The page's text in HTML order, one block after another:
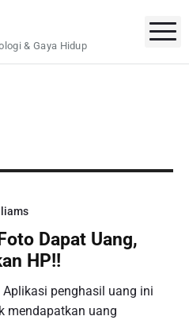
& Gaya Hidup
Dapat Uang,
HP!!
penghasil uang ini
mendapatkan uang